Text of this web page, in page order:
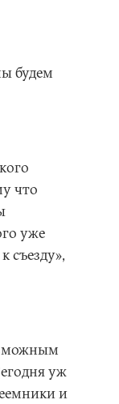
будем
что
уже
съезду»,
уж
и